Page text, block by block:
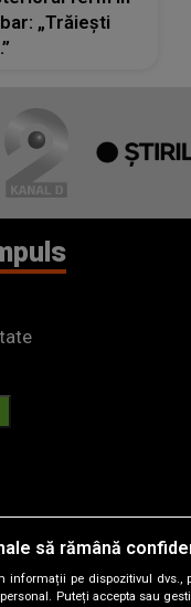
„Trăiești
să rămână
informații pe dispozitivul dvs.,
Puteți accepta sau